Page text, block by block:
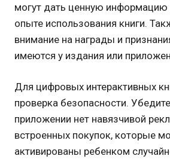
могут дать ценную информацию
опыте использования книги.
внимание на награды и
имеются у издания или
Для цифровых интерактивных
проверка безопасности.
приложении нет навязчивой
встроенных покупок, которые
активированы ребенком